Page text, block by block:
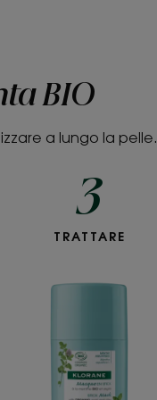
BIO
a lungo la pelle.
3
Maschera
all'Argilla
TRATTARE